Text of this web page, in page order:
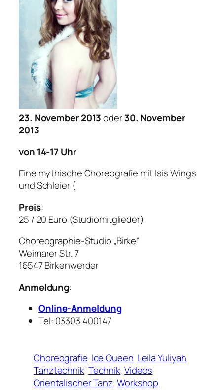
23. November 2013oder30. November
2013
von 14-17 Uhr
Eine mythische Choreografie mit Isis Wings
und Schleier(
Preis:
25 / 20 Euro (Studiomitglieder)
Choreographie-Studio „Birke“
Weimarer Str. 7
16547 Birkenwerder
Anmeldung:
Online-Anmeldung
Tel: 03303 400147
Choreografie Ice Queen Leila Yuliyah
Tanztechnik Technik Videos
Orientalischer Tanz Workshop